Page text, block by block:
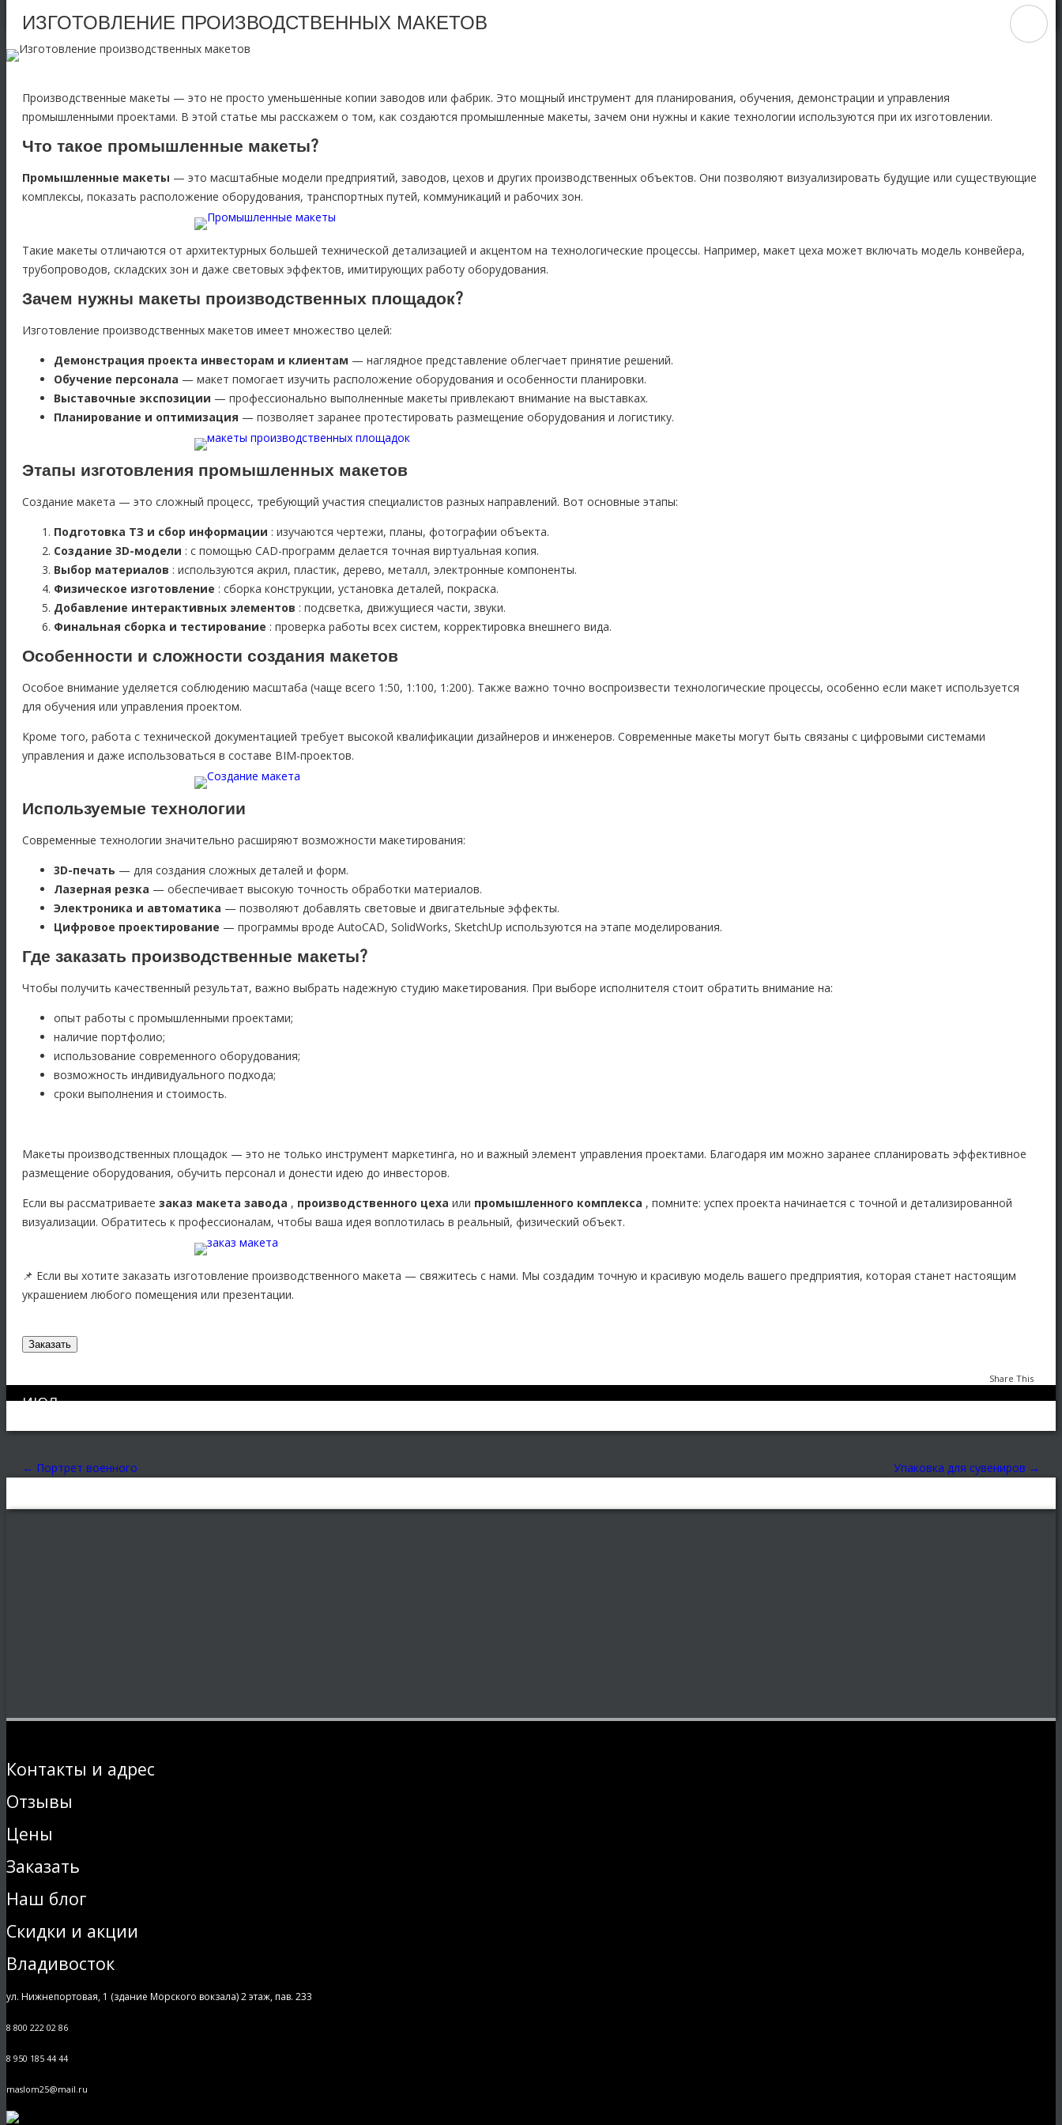
ИЗГОТОВЛЕНИЕ ПРОИЗВОДСТВЕННЫХ МАКЕТОВ
Производственные макеты — это не просто уменьшенные копии заводов или фабрик. Это мощный инструмент для планирования, обучения, демонстрации и управления
промышленными проектами. В этой статье мы расскажем о том, как создаются промышленные макеты, зачем они нужны и какие технологии используются при их изготовлении.
Что такое промышленные макеты?
Промышленные макеты — это масштабные модели предприятий, заводов, цехов и других производственных объектов. Они позволяют визуализировать будущие или существующие
комплексы, показать расположение оборудования, транспортных путей, коммуникаций и рабочих зон.
Такие макеты отличаются от архитектурных большей технической детализацией и акцентом на технологические процессы. Например, макет цеха может включать модель конвейера,
трубопроводов, складских зон и даже световых эффектов, имитирующих работу оборудования.
Зачем нужны макеты производственных площадок?
Изготовление производственных макетов имеет множество целей:
Демонстрация проекта инвесторам и клиентам — наглядное представление облегчает принятие решений.
Обучение персонала — макет помогает изучить расположение оборудования и особенности планировки.
Выставочные экспозиции — профессионально выполненные макеты привлекают внимание на выставках.
Планирование и оптимизация — позволяет заранее протестировать размещение оборудования и логистику.
Этапы изготовления промышленных макетов
Создание макета — это сложный процесс, требующий участия специалистов разных направлений. Вот основные этапы:
Подготовка ТЗ и сбор информации : изучаются чертежи, планы, фотографии объекта.
Создание 3D-модели : с помощью CAD-программ делается точная виртуальная копия.
Выбор материалов : используются акрил, пластик, дерево, металл, электронные компоненты.
Физическое изготовление : сборка конструкции, установка деталей, покраска.
Добавление интерактивных элементов : подсветка, движущиеся части, звуки.
Финальная сборка и тестирование : проверка работы всех систем, корректировка внешнего вида.
Особенности и сложности создания макетов
Особое внимание уделяется соблюдению масштаба (чаще всего 1:50, 1:100, 1:200). Также важно точно воспроизвести технологические процессы, особенно если макет используется
для обучения или управления проектом.
Кроме того, работа с технической документацией требует высокой квалификации дизайнеров и инженеров. Современные макеты могут быть связаны с цифровыми системами
управления и даже использоваться в составе BIM-проектов.
Используемые технологии
Современные технологии значительно расширяют возможности макетирования:
3D-печать — для создания сложных деталей и форм.
Лазерная резка — обеспечивает высокую точность обработки материалов.
Электроника и автоматика — позволяют добавлять световые и двигательные эффекты.
Цифровое проектирование — программы вроде AutoCAD, SolidWorks, SketchUp используются на этапе моделирования.
Где заказать производственные макеты?
Чтобы получить качественный результат, важно выбрать надежную студию макетирования. При выборе исполнителя стоит обратить внимание на:
опыт работы с промышленными проектами;
наличие портфолио;
использование современного оборудования;
возможность индивидуального подхода;
сроки выполнения и стоимость.
Макеты производственных площадок — это не только инструмент маркетинга, но и важный элемент управления проектами. Благодаря им можно заранее спланировать эффективное
размещение оборудования, обучить персонал и донести идею до инвесторов.
Если вы рассматриваете заказ макета завода , производственного цеха или промышленного комплекса , помните: успех проекта начинается с точной и детализированной
визуализации. Обратитесь к профессионалам, чтобы ваша идея воплотилась в реальный, физический объект.
📌 Если вы хотите заказать изготовление производственного макета — свяжитесь с нами. Мы создадим точную и красивую модель вашего предприятия, которая станет настоящим
украшением любого помещения или презентации.
Заказать
Share This
ИЮЛ
← Портрет военного Упаковка для сувениров →
Контакты и адрес
Отзывы
Цены
Заказать
Наш блог
Скидки и акции
Владивосток
ул. Нижнепортовая, 1 (здание Морского вокзала) 2 этаж, пав. 233
8 800 222 02 86
8 950 185 44 44
maslom25@mail.ru